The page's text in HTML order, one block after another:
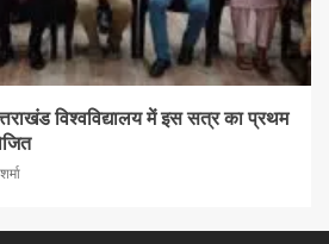
विश्वविद्यालय में इस सत्र का प्रथम